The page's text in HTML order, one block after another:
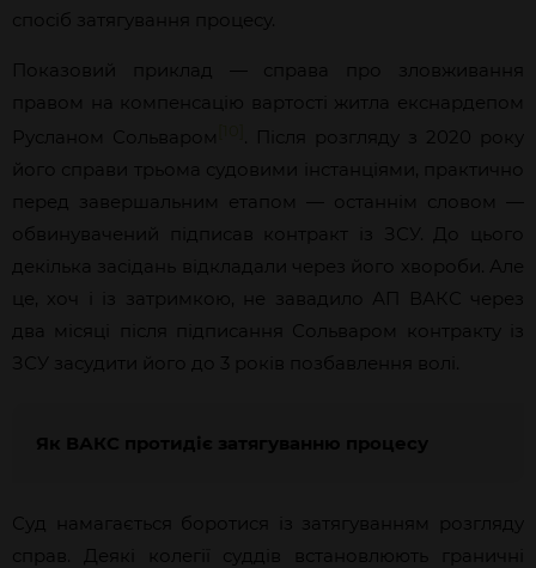
спосіб затягування процесу.
Показовий приклад — справа про зловживання
правом на компенсацію вартості житла екснардепом
Русланом Сольваром
. Після розгляду з 2020 року
його справи трьома судовими інстанціями, практично
перед завершальним етапом — останнім словом —
обвинувачений підписав контракт із ЗСУ. До цього
декілька засідань відкладали через його хвороби. Але
це, хоч і із затримкою, не завадило АП ВАКС через
два місяці після підписання Сольваром контракту із
ЗСУ засудити його до 3 років позбавлення волі.
Як ВАКС протидіє затягуванню процесу
Суд намагається боротися із затягуванням розгляду
справ. Деякі колегії суддів встановлюють граничні